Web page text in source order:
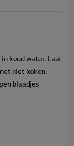
koud water. Laat
niet koken.
blaadjes